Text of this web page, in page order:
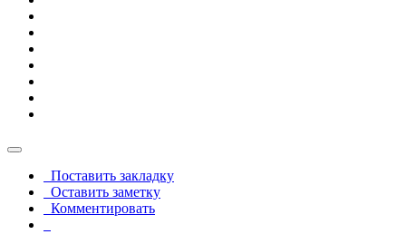
Поставить закладку
Оставить заметку
Комментировать